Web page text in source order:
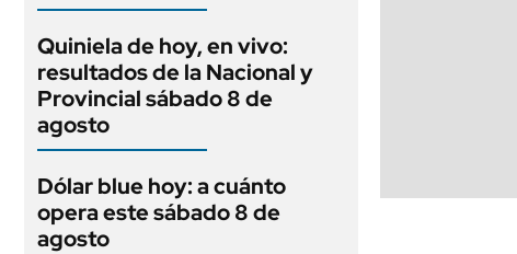
Quiniela de hoy, en vivo:
resultados de la Nacional y
Provincial sábado 8 de
agosto
Dólar blue hoy: a cuánto
opera este sábado 8 de
agosto